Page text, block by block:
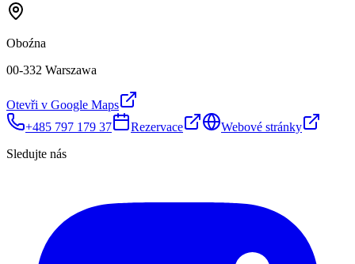
Oboźna
00-332 Warszawa
Otevři v Google Maps
+485 797 179 37
Rezervace
Webové stránky
Sledujte nás